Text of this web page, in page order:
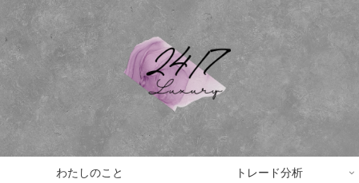
わたしのこと トレード分析